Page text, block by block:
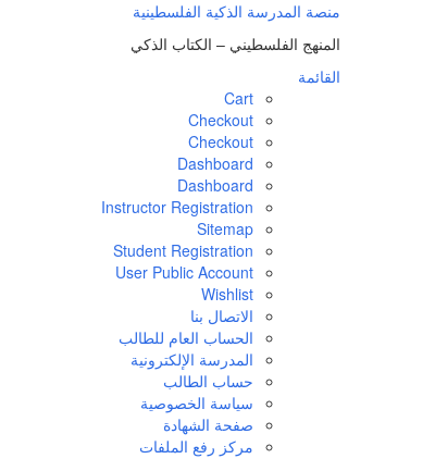
منصة المدرسة الذكية الفلسطينية
المنهج الفلسطيني – الكتاب الذكي
القائمة
Cart
Checkout
Checkout
Dashboard
Dashboard
Instructor Registration
Sitemap
Student Registration
User Public Account
Wishlist
الاتصال بنا
الحساب العام للطالب
المدرسة الإلكترونية
حساب الطالب
سياسة الخصوصية
صفحة الشهادة
مركز رفع الملفات